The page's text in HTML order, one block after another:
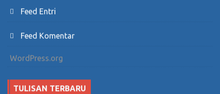
Feed Entri
Feed Komentar
WordPress.org
TULISAN TERBARU